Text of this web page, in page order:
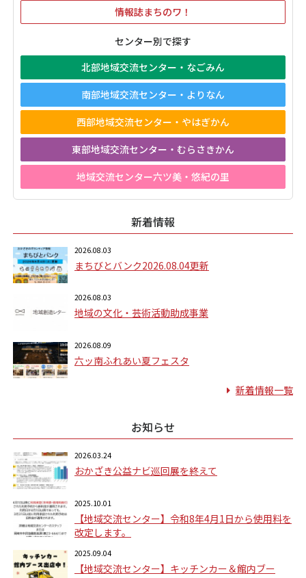
情報誌まちのワ！
センター別で探す
北部地域交流センター・なごみん
南部地域交流センター・よりなん
西部地域交流センター・やはぎかん
東部地域交流センター・むらさきかん
地域交流センター六ツ美・悠紀の里
新着情報
2026.08.03
まちびとバンク2026.08.04更新
2026.08.03
地域の文化・芸術活動助成事業
2026.08.09
六ッ南ふれあい夏フェスタ
新着情報一覧
お知らせ
2026.03.24
おかざき公益ナビ巡回展を終えて
2025.10.01
【地域交流センター】令和8年4月1日から使用料を
改定します。
2025.09.04
【地域交流センター】キッチンカー＆館内ブー